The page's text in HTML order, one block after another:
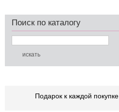
Поиск по каталогу
Подарок к каждой покупке